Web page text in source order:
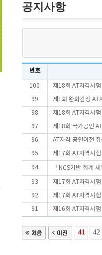
공지사항
번호
100 제18회 AT자격시
99 제1회 완화검정 AT
98 제18회 AT자격시
97 제18회 국가공인
96 AT자격 공인이전
95 제17회 AT자격시
94 「NCS기반 회계
93 제17회 AT자격시
92 제17회 AT자격시
91 제16회 AT자격시
41 42